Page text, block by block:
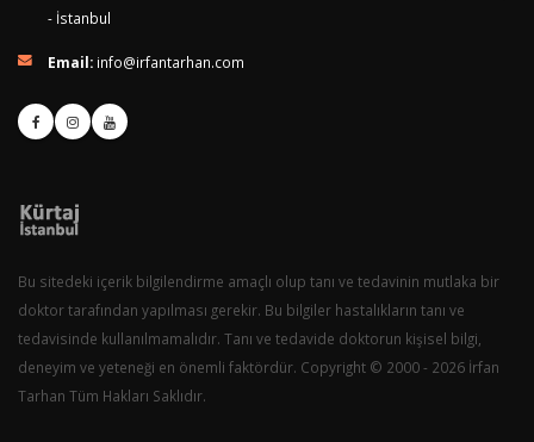
- İstanbul
Email: info@irfantarhan.com
Bu sitedeki içerik bilgilendirme amaçlı olup tanı ve tedavinin mutlaka bir
doktor tarafından yapılması gerekir. Bu bilgiler hastalıkların tanı ve
tedavisinde kullanılmamalıdır. Tanı ve tedavide doktorun kişisel bilgi,
deneyim ve yeteneği en önemli faktördür. Copyright © 2000 - 2026 İrfan
Tarhan Tüm Hakları Saklıdır.